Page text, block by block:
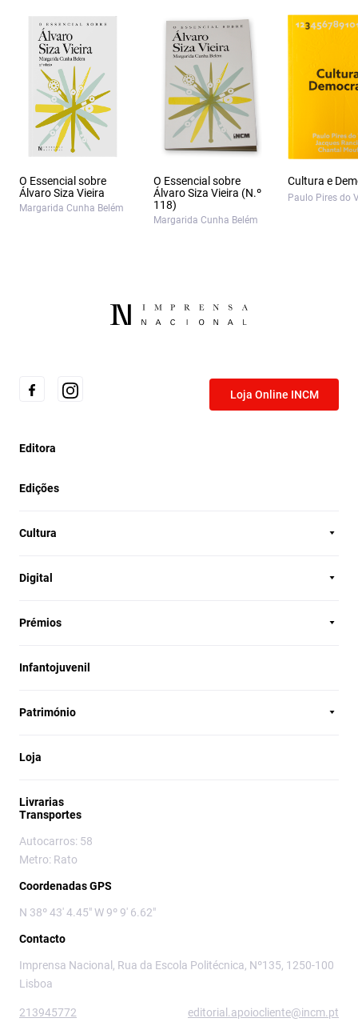
O Essencial sobre
Álvaro Siza Vieira
Margarida Cunha Belém
O Essencial sobre
Álvaro Siza Vieira (N.º
118)
Margarida Cunha Belém
Cultura e
Paulo Pires do
Loja Online INCM
Editora
Edições
Cultura
Digital
Prémios
Infantojuvenil
Património
Loja
Livrarias
Transportes
Autocarros: 58
Metro: Rato
Coordenadas GPS
N 38º 43' 4.45" W 9º 9' 6.62"
Contacto
Imprensa Nacional, Rua da Escola Politécnica, Nº135, 1250-100
Lisboa
213945772 editorial.apoiocliente@incm.pt